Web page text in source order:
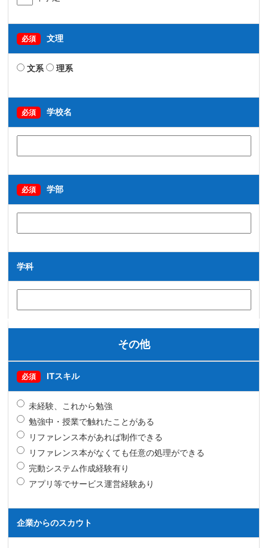
必須 文理
文系 理系
必須 学校名
必須 学部
学科
その他
必須 ITスキル
未経験、これから勉強
勉強中・授業で触れたことがある
リファレンス本があれば制作できる
リファレンス本がなくても任意の処理ができる
完動システム作成経験有り
アプリ等でサービス運営経験あり
企業からのスカウト